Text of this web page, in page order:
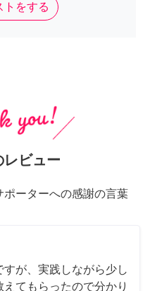
トをする
レビュー
ーターへの感謝の言葉
が、実践しながら少し
てもらったので分かり